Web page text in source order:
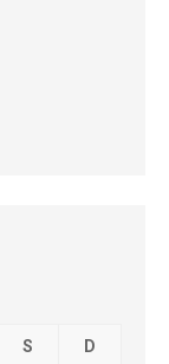
S D